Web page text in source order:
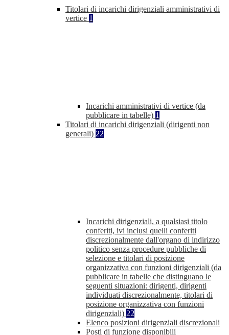
Titolari di incarichi dirigenziali amministrativi di
vertice 1
Incarichi amministrativi di vertice (da
pubblicare in tabelle) 1
Titolari di incarichi dirigenziali (dirigenti non
generali) 22
Incarichi dirigenziali, a qualsiasi titolo
conferiti, ivi inclusi quelli conferiti
discrezionalmente dall'organo di indirizzo
politico senza procedure pubbliche di
selezione e titolari di posizione
organizzativa con funzioni dirigenziali (da
pubblicare in tabelle che distinguano le
seguenti situazioni: dirigenti, dirigenti
individuati discrezionalmente, titolari di
posizione organizzativa con funzioni
dirigenziali) 22
Elenco posizioni dirigenziali discrezionali
Posti di funzione disponibili